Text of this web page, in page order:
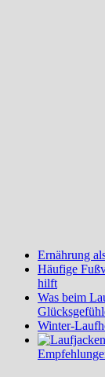
Ernährung
Häufige
hilft
Was beim
Winter-